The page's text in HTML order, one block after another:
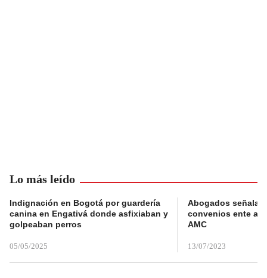
Lo más leído
Indignación en Bogotá por guardería
canina en Engativá donde asfixiaban y
golpeaban perros
05/05/2025
Abogados
convenios ente
AMC
13/07/2023